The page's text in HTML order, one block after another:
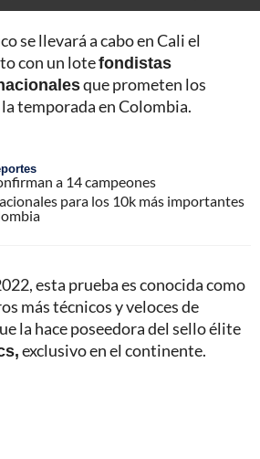
se llevará a cabo en Cali el
con un lotefondistas
que prometen los
temporada en Colombia.
a 14 campeones
para los 10k más importantes
esta prueba es conocida como
más técnicos y veloces de
la hace poseedora del sello élite
exclusivo en el continente.